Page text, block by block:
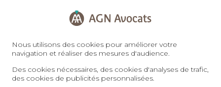
contact@agn-avocats.fr
09 72 34 24 72
Nous utilisons des cookies pour améliorer votre
navigation et réaliser des mesures d'audience.
Des cookies nécessaires, des cookies d'analyses de trafic,
des cookies de publicités personnalisées.